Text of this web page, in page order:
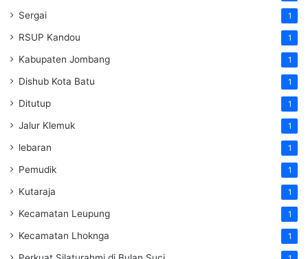
Sergai 1
RSUP Kandou 1
Kabupaten Jombang 1
Dishub Kota Batu 1
Ditutup 1
Jalur Klemuk 1
lebaran 1
Pemudik 1
Kutaraja 1
Kecamatan Leupung 1
Kecamatan Lhoknga 1